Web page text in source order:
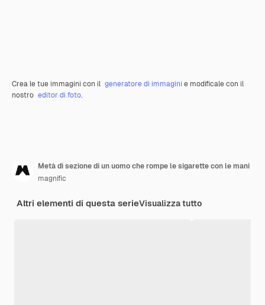
Crea le tue immagini con il generatore di immagini e modificale con il
nostro editor di foto.
Metà di sezione di un uomo che rompe le sigarette con le mani
magnific
Altri elementi di questa serieVisualizza tutto